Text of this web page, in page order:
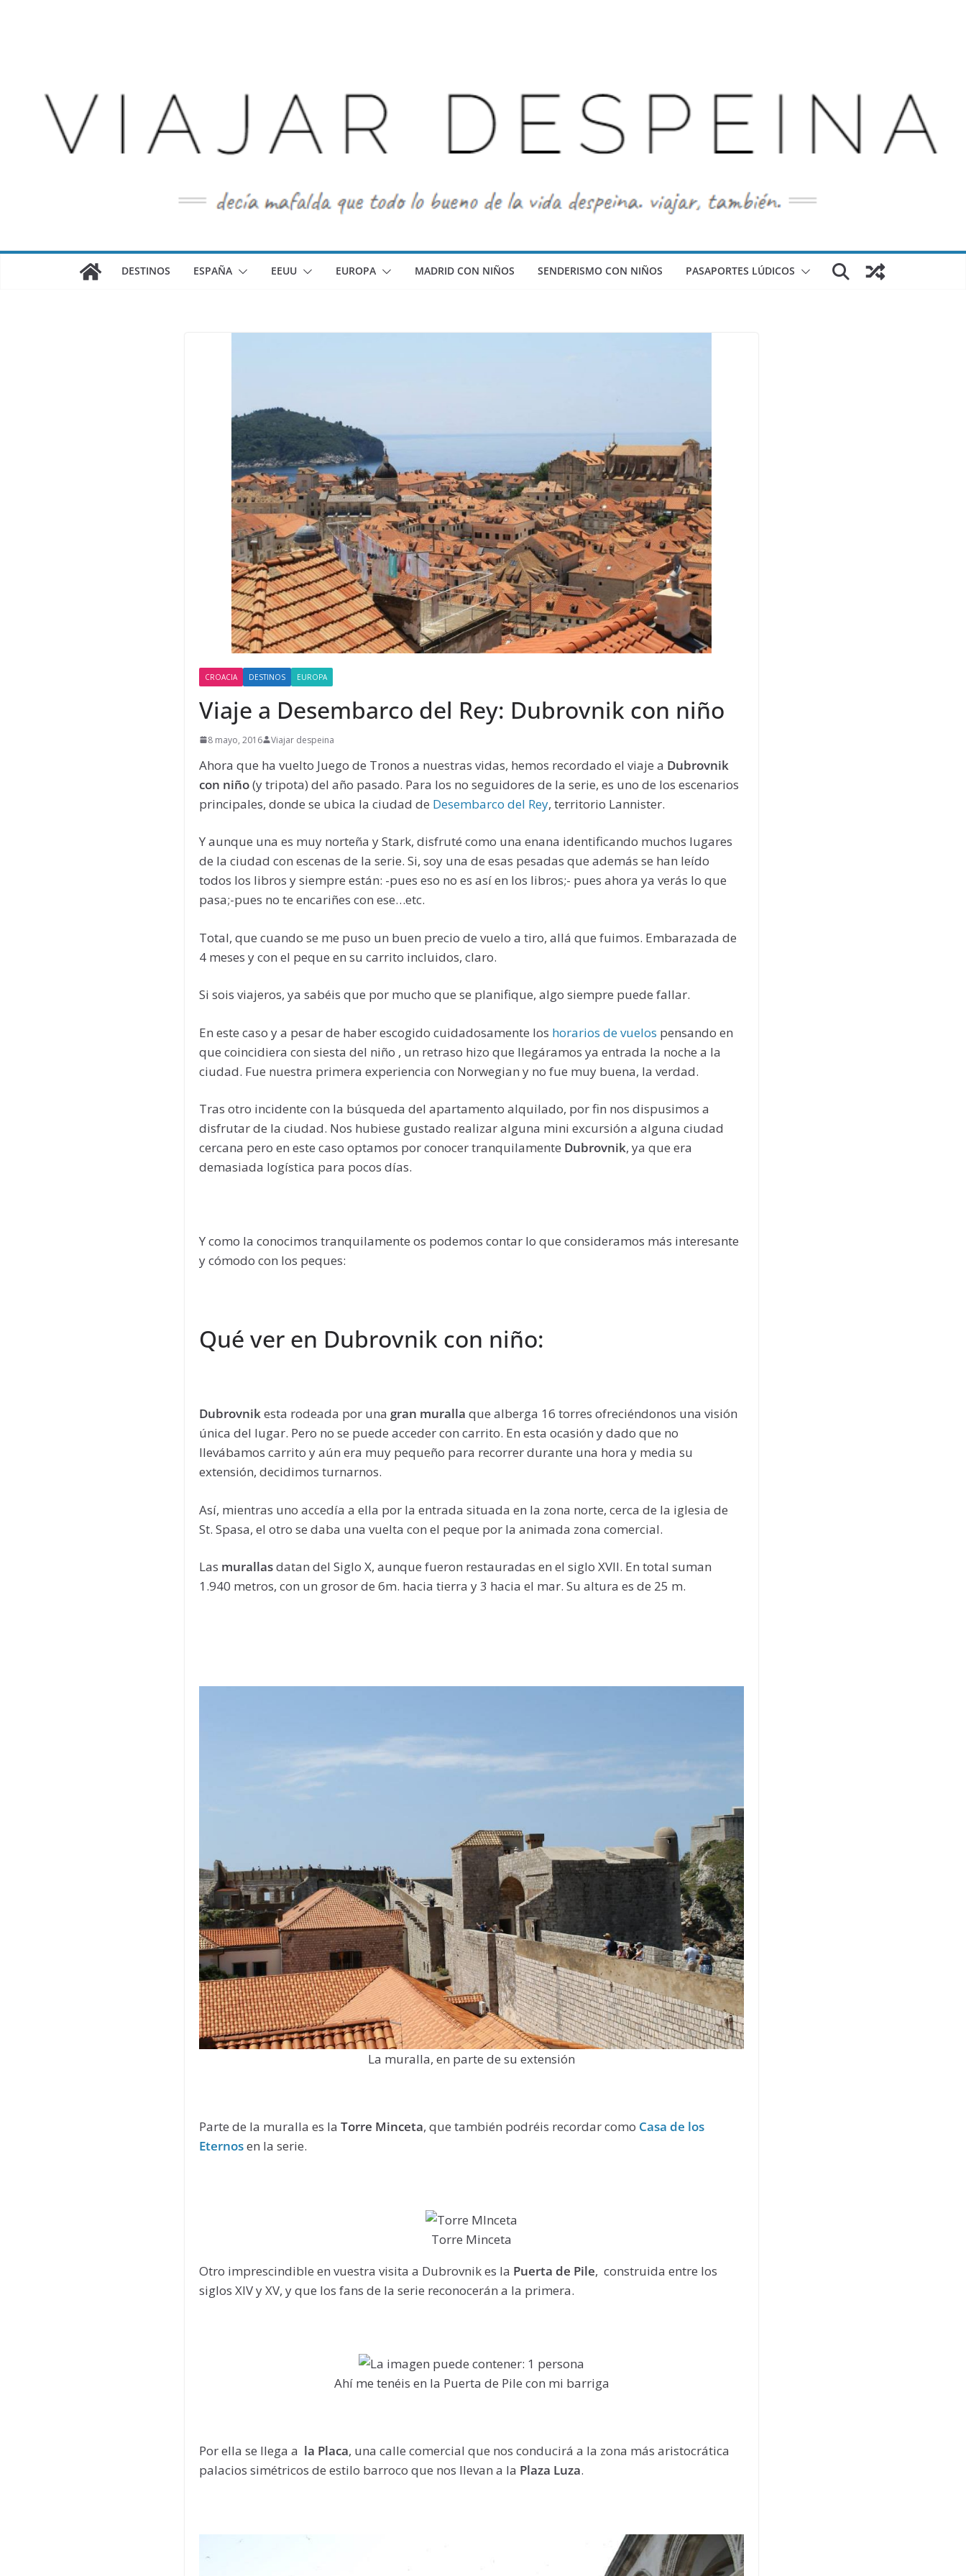
DESTINOS ESPAÑA EEUU EUROPA MADRID CON NIÑOS SENDERISMO CON NIÑOS PASAPORTES LÚDICOS
CROACIA DESTINOS EUROPA
Viaje a Desembarco del Rey: Dubrovnik con niño
8 mayo, 2016 Viajar despeina
Ahora que ha vuelto Juego de Tronos a nuestras vidas, hemos recordado el viaje a Dubrovnik
con niño(y tripota) del año pasado. Para los no seguidores de la serie, es uno de los escenarios
principales, donde se ubica la ciudad de Desembarco del Rey, territorio Lannister.
Y aunque una es muy norteña y Stark, disfruté como una enana identificando muchos lugares
de la ciudad con escenas de la serie. Si, soy una de esas pesadas que además se han leído
todos los libros y siempre están: -pues eso no es así en los libros;- pues ahora ya verás lo que
pasa;-pues no te encariñes con ese…etc.
Total, que cuando se me puso un buen precio de vuelo a tiro, allá que fuimos. Embarazada de
4 meses y con el peque en su carrito incluidos, claro.
Si sois viajeros, ya sabéis que por mucho que se planifique, algo siempre puede fallar.
En este caso y a pesar de haber escogido cuidadosamente los horarios de vuelos pensando en
que coincidiera con siesta del niño , un retraso hizo que llegáramos ya entrada la noche a la
ciudad. Fue nuestra primera experiencia con Norwegian y no fue muy buena, la verdad.
Tras otro incidente con la búsqueda del apartamento alquilado, por fin nos dispusimos a
disfrutar de la ciudad. Nos hubiese gustado realizar alguna mini excursión a alguna ciudad
cercana pero en este caso optamos por conocer tranquilamente Dubrovnik, ya que era
demasiada logística para pocos días.
Y como la conocimos tranquilamente os podemos contar lo que consideramos más interesante
y cómodo con los peques:
Qué ver en Dubrovnik con niño:
Dubrovnikesta rodeada por una gran muralla que alberga 16 torres ofreciéndonos una visión
única del lugar. Pero no se puede acceder con carrito. En esta ocasión y dado que no
llevábamos carrito y aún era muy pequeño para recorrer durante una hora y media su
extensión, decidimos turnarnos.
Así, mientras uno accedía a ella por la entrada situada en la zona norte, cerca de la iglesia de
St. Spasa, el otro se daba una vuelta con el peque por la animada zona comercial.
Las murallasdatan del Siglo X, aunque fueron restauradas en el siglo XVII. En total suman
1.940 metros, con un grosor de 6m. hacia tierra y 3 hacia el mar. Su altura es de 25 m.
La muralla, en parte de su extensión
Parte de la muralla es laTorre Minceta, que también podréis recordar como Casa de los
Eternosen la serie.
Torre Minceta
Otro imprescindible en vuestra visita a Dubrovnik es la Puerta de Pile, construida entre los
siglos XIV y XV, y que los fans de la serie reconocerán a la primera.
Ahí me tenéis en la Puerta de Pile con mi barriga
Por ella se llega a la Placa, una calle comercial que nos conducirá a la zona más aristocrática
palacios simétricos de estilo barroco que nos llevan a la Plaza Luza.